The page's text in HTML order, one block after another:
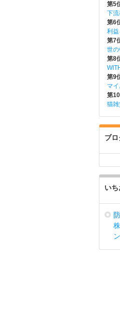
第5
下
第6
利
第7
世
第8
第9
マ
第
猫雑
ブ
いち
株